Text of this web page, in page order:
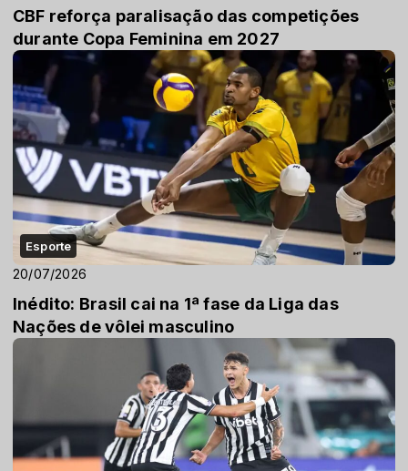
CBF reforça paralisação das competições
durante Copa Feminina em 2027
Esporte
20/07/2026
Inédito: Brasil cai na 1ª fase da Liga das
Nações de vôlei masculino